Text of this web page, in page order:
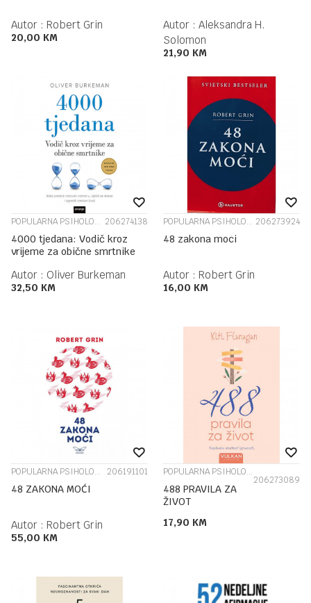
Autor : Robert Grin
20,00 KM
Autor : Aleksandra H.
Solomon
21,90 KM
POPULARNA PSIHOLOGIJA 206274138
4000 tjedana: Vodič kroz
vrijeme za obične smrtnike
Autor : Oliver Burkeman
32,50 KM
POPULARNA PSIHOLOGIJA 206273924
48 zakona moci
Autor : Robert Grin
16,00 KM
POPULARNA PSIHOLOGIJA 206191101
48 ZAKONA MOĆI
Autor : Robert Grin
55,00 KM
POPULARNA PSIHOLOGIJA
206273089
488 PRAVILA ZA
ŽIVOT
17,90 KM